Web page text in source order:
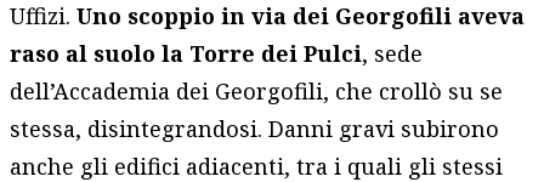
Uffizi.Uno scoppio in via dei Georgofili aveva
raso al suolo la Torre dei Pulci, sede
dell’Accademia dei Georgofili, che crollò su se
stessa, disintegrandosi. Danni gravi subirono
anche gli edifici adiacenti, tra i quali gli stessi